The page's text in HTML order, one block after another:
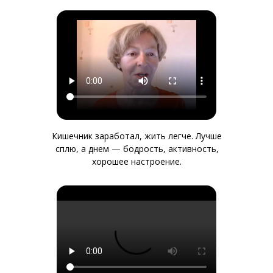
Кишечник заработал, жить легче. Лучше
сплю, а днем — бодрость, активность,
хорошее настроение.